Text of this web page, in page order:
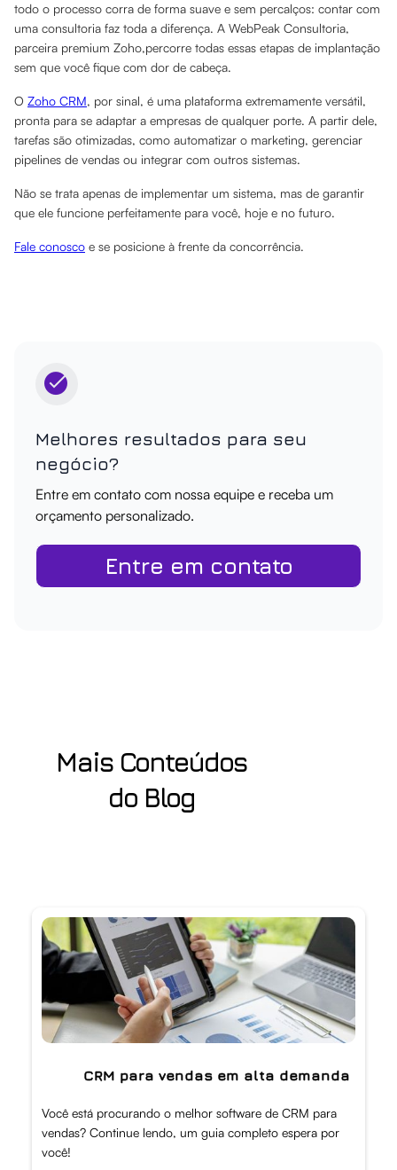
todo o processo corra de forma suave e sem percalços: contar com
uma consultoria faz toda a diferença. A WebPeak Consultoria,
parceira premium Zoho,percorre todas essas etapas de implantação
sem que você fique com dor de cabeça.
O Zoho CRM, por sinal, é uma plataforma extremamente versátil,
pronta para se adaptar a empresas de qualquer porte. A partir dele,
tarefas são otimizadas, como automatizar o marketing, gerenciar
pipelines de vendas ou integrar com outros sistemas.
Não se trata apenas de implementar um sistema, mas de garantir
que ele funcione perfeitamente para você, hoje e no futuro.
Fale conosco e se posicione à frente da concorrência.
Melhores resultados para seu
negócio?
Entre em contato com nossa equipe e receba um
orçamento personalizado.
Entre em contato
Mais Conteúdos
do Blog
CRM para vendas em alta demanda
Você está procurando o melhor software de CRM para
vendas? Continue lendo, um guia completo espera por
você!